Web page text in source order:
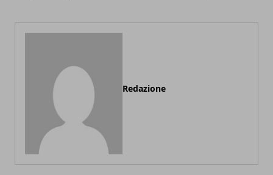
Redazione